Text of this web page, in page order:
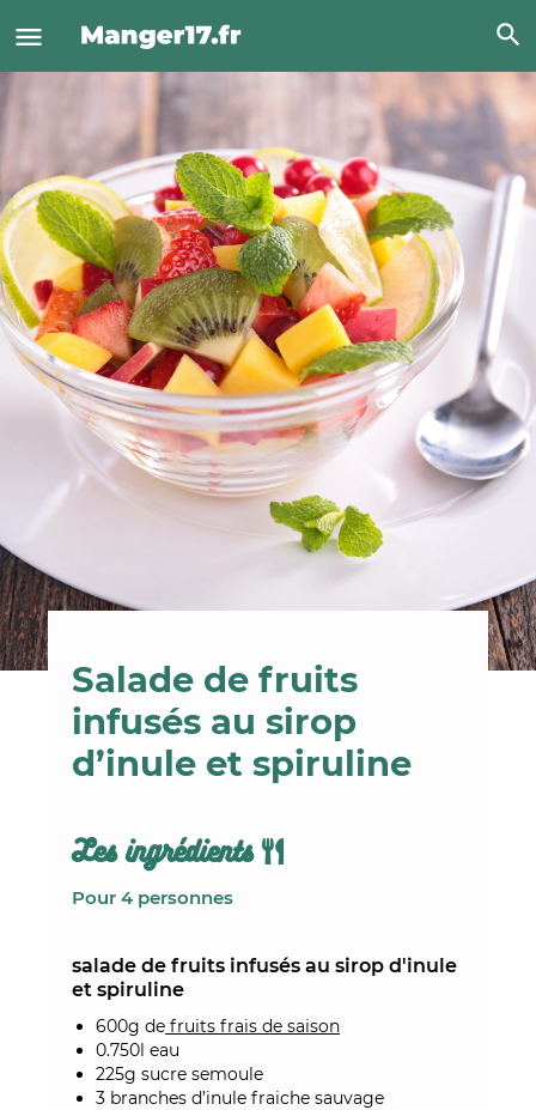
Salade de fruits
infusés au sirop
d’inule et spiruline
Les ingrédients
Pour 4 personnes
salade de fruits infusés au sirop d'inule
et spiruline
600g de fruits frais de saison
0.750l eau
225g sucre semoule
3 branches d’inule fraiche sauvage